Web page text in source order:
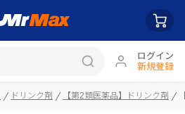
ログイン
新規登録
ドリンク剤 【第2類医薬品】ドリンク剤